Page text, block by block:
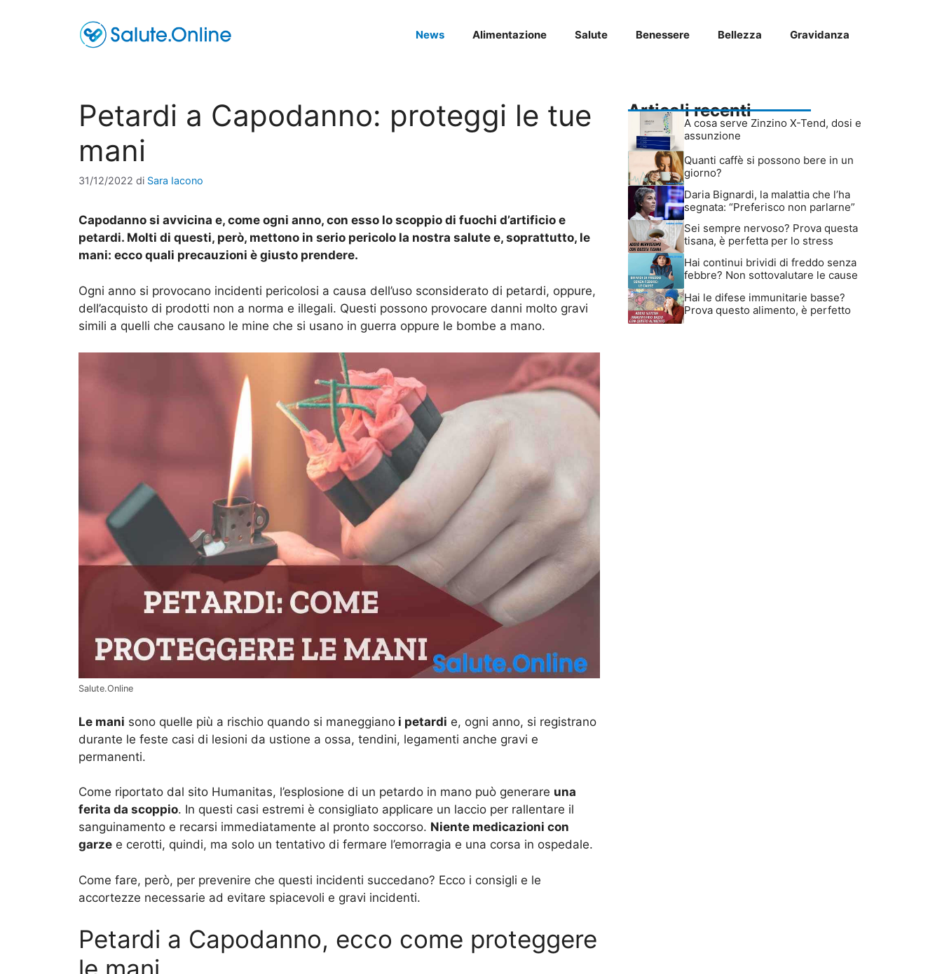
News Alimentazione Salute Benessere Bellezza Gravidanza
Petardi a Capodanno: proteggi le tue
mani
31/12/2022 di Sara Iacono
Capodanno si avvicina e, come ogni anno, con esso lo scoppio di fuochi d’artificio e
petardi. Molti di questi, però, mettono in serio pericolo la nostra salute e, soprattutto, le
mani: ecco quali precauzioni è giusto prendere.
Ogni anno si provocano incidenti pericolosi a causa dell’uso sconsiderato di petardi, oppure,
dell’acquisto di prodotti non a norma e illegali. Questi possono provocare danni molto gravi
simili a quelli che causano le mine che si usano in guerra oppure le bombe a mano.
Salute.Online
Le mani sono quelle più a rischio quando si maneggiano i petardi e, ogni anno, si registrano
durante le feste casi di lesioni da ustione a ossa, tendini, legamenti anche gravi e
permanenti.
Come riportato dal sito Humanitas, l’esplosione di un petardo in mano può generare una
ferita da scoppio. In questi casi estremi è consigliato applicare un laccio per rallentare il
sanguinamento e recarsi immediatamente al pronto soccorso. Niente medicazioni con
garze e cerotti, quindi, ma solo un tentativo di fermare l’emorragia e una corsa in ospedale.
Come fare, però, per prevenire che questi incidenti succedano? Ecco i consigli e le
accortezze necessarie ad evitare spiacevoli e gravi incidenti.
Petardi a Capodanno, ecco come proteggere
Articoli recenti
A cosa serve Zinzino X-Tend, dosi e
assunzione
Quanti caffè si possono bere in un
giorno?
Daria Bignardi, la malattia che l’ha
segnata: “Preferisco non parlarne”
Sei sempre nervoso? Prova questa
tisana, è perfetta per lo stress
Hai continui brividi di freddo senza
febbre? Non sottovalutare le cause
Hai le difese immunitarie basse?
Prova questo alimento, è perfetto